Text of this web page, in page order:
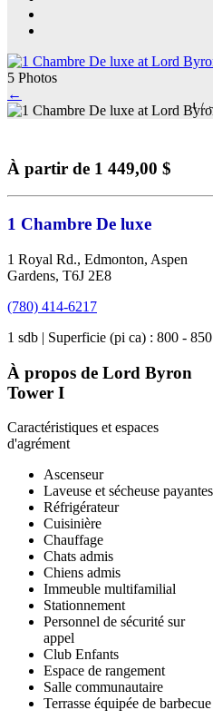
5 Photos
←
1 /
À partir de 1 449,00 $
1 Chambre De luxe
1 Royal Rd., Edmonton, Aspen
Gardens, T6J 2E8
(780) 414-6217
1 sdb | Superficie (pi ca) : 800 - 850
À propos de Lord Byron
Tower I
Caractéristiques et espaces
d'agrément
Ascenseur
Laveuse et sécheuse payantes
Réfrigérateur
Cuisinière
Chauffage
Chats admis
Chiens admis
Immeuble multifamilial
Stationnement
Personnel de sécurité sur
appel
Club Enfants
Espace de rangement
Salle communautaire
Terrasse équipée de barbecue